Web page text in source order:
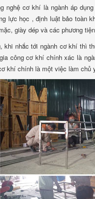
nghệ cơ khí là ngành áp
lực học , định luật bảo toàn
giày dép và các phương
khi nhắc tới ngành cơ khí thì
công cơ khí chính xác là
khí chính là một việc làm chủ